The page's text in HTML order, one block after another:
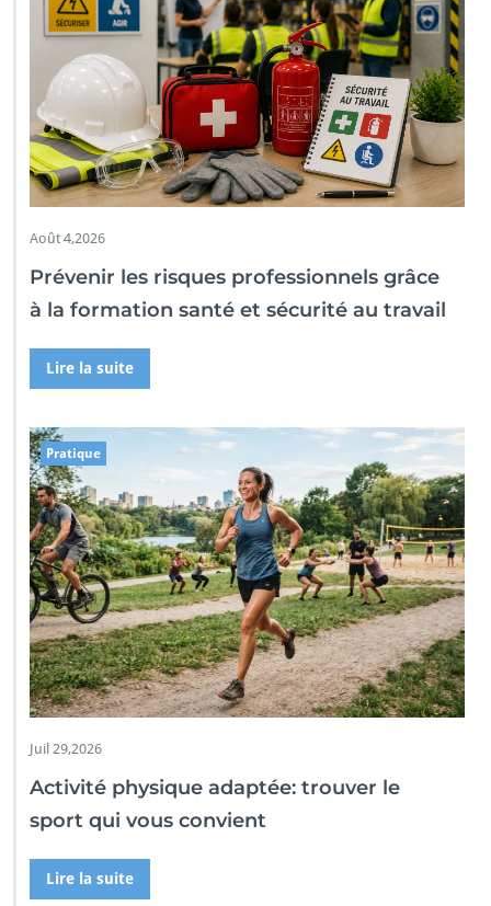
Août 4,2026
Prévenir les risques professionnels grâce
à la formation santé et sécurité au travail
Lire la suite
Pratique
Juil 29,2026
Activité physique adaptée: trouver le
sport qui vous convient
Lire la suite